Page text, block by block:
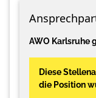
AWO Karlsruhe
Diese
die Position